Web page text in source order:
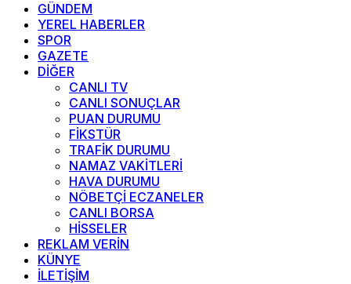
GÜNDEM
YEREL HABERLER
SPOR
GAZETE
DİĞER
CANLI TV
CANLI SONUÇLAR
PUAN DURUMU
FİKSTÜR
TRAFİK DURUMU
NAMAZ VAKİTLERİ
HAVA DURUMU
NÖBETÇİ ECZANELER
CANLI BORSA
HİSSELER
REKLAM VERİN
KÜNYE
İLETİŞİM